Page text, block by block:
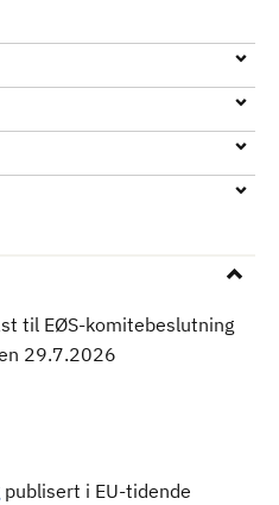
til EØS-komitebeslutning
29.7.2026
publisert i EU-tidende